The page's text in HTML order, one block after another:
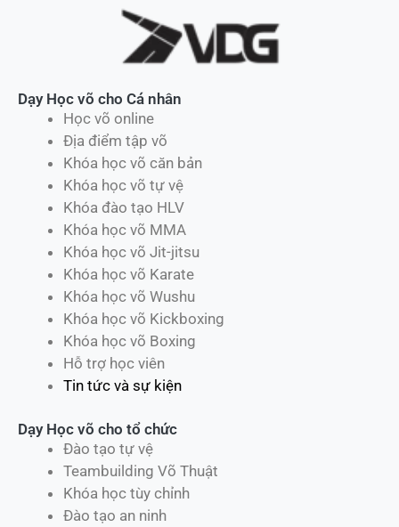
Dạy Học võ cho Cá nhân
Học võ online
Địa điểm tập võ
Khóa học võ căn bản
Khóa học võ tự vệ
Khóa đào tạo HLV
Khóa học võ MMA
Khóa học võ Jit-jitsu
Khóa học võ Karate
Khóa học võ Wushu
Khóa học võ Kickboxing
Khóa học võ Boxing
Hỗ trợ học viên
Tin tức và sự kiện
Dạy Học võ cho tổ chức
Đào tạo tự vệ
Teambuilding Võ Thuật
Khóa học tùy chỉnh
Đào tạo an ninh